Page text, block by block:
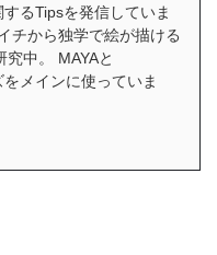
るTipsを発信していま
チから独学で絵が描ける
中。 MAYAと
メインに使っていま